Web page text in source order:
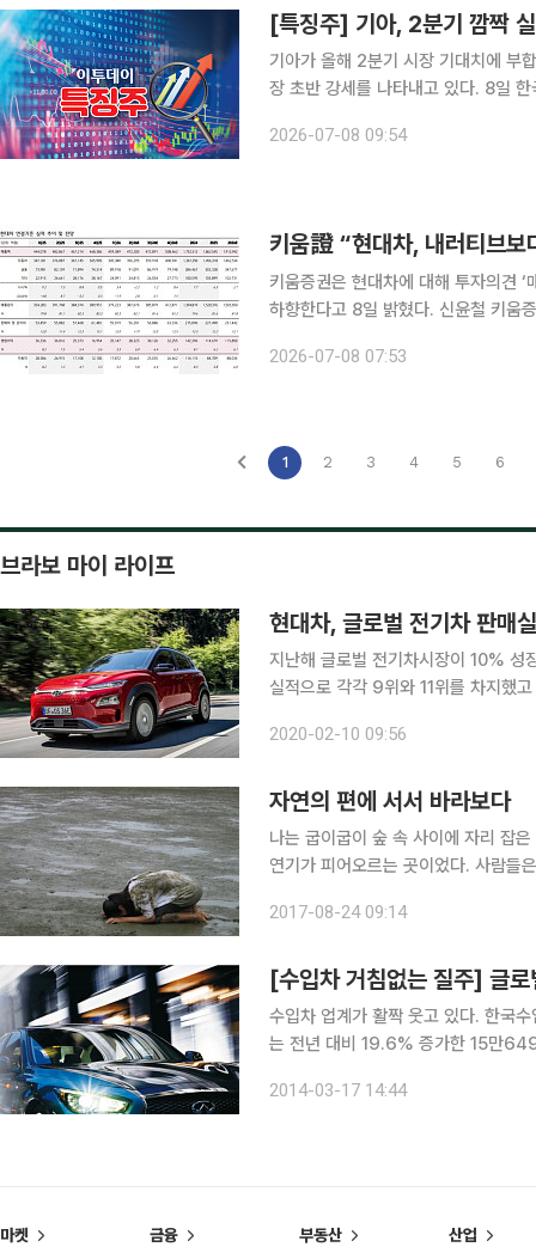
[특징주] 기아, 2분기 깜짝
기아가 올해 2분기 시장 기대치에 부
장 초반 강세를 나타내고 있다. 8일 한국거래소에 따르면 오전 9시50분 기아는 전 거래일 대비
선 효과에 힘입어 컨센서스에 부합할
2026-07-08 09:54
키움증권은 현대차에 대해 투자의견
하향한다고 8일 밝혔다. 신윤철 키움증권 연구원은 “현대차에 부여했던 목표 주가수익비율(PER)
충격으로 현재로서는 올해 증익 가능
2026-07-08 07:53
1 2 3 4 5 6
브라보 마이 라이프
현대차, 글로벌 전기차 판매
지난해 글로벌 전기차시장이 10% 성
실적으로 각각 9위와 11위를 차지했
브리드차(PHEV) 판매가 전년 대비
2020-02-10 09:56
자연의 편에 서서 바라보다
나는 굽이굽이 숲 속 사이에 자리 잡
연기가 피어오르는 곳이었다. 사람들
찾아갔다. 내 고향 공장 근처 저수지
2017-08-24 09:14
[수입차 거침없는 질주] 글
수입차 업계가 활짝 웃고 있다. 한국
는 전년 대비 19.6% 증가한 15만6497대를 기록했다. 이는 지
따라 올해는 국산차와 수입차 모두 전
2014-03-17 14:44
마켓 금융 부동산 산업